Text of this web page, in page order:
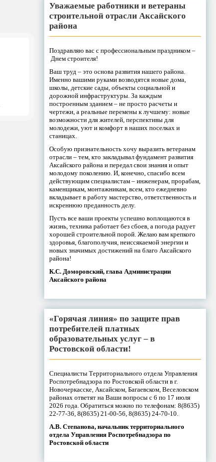
Уважаемые работники и ветераны
строительной отрасли Аксайского
района
Поздравляю вас с профессиональным праздником –
Днем строителя!
Ваш труд – это основа развития нашего района.
Именно вашими руками возводятся новые дома,
школы, детские сады, объекты социальной и
дорожной инфраструктуры. За каждым
построенным зданием – не просто расчеты и
чертежи, а реальные перемены к лучшему: новые
возможности для жителей, перспективы для
молодежи, уют и комфорт в наших поселках и
станицах.
Особую признательность хочу выразить ветеранам
отрасли – тем, кто закладывал фундамент развития
Аксайского района и передал свои знания и опыт
молодому поколению. И, конечно, спасибо всем
действующим специалистам – инженерам, прорабам,
каменщикам, монтажникам, всем, кто ежедневно
вкладывает в работу мастерство, ответственность и
искреннюю преданность делу.
Пусть все ваши проекты успешно воплощаются в
жизнь, техника работает без сбоев, а погода радует
хорошей строительной порой. Желаю вам крепкого
здоровья, благополучия, неиссякаемой энергии и
новых значимых достижений на благо Аксайского
района!
К.С. Доморовский, глава Администрации
Аксайского района
«Горячая линия» по защите прав
потребителей платных
образовательных услуг – в
Ростовской области!
Специалисты Территориального отдела Управления
Роспотребнадзора по Ростовской области в г.
Новочеркасске, Аксайском, Багаевском, Веселовском
районах ответят на Ваши вопросы с 6 по 17 июля
2026 года. Обратиться можно по телефонам: 8(8635)
22-77-36, 8(8635) 21-00-56, 8(8635) 24-70-10.
А.В. Степанова, начальник территориального
отдела Управления Роспотребнадзора по
Ростовской области